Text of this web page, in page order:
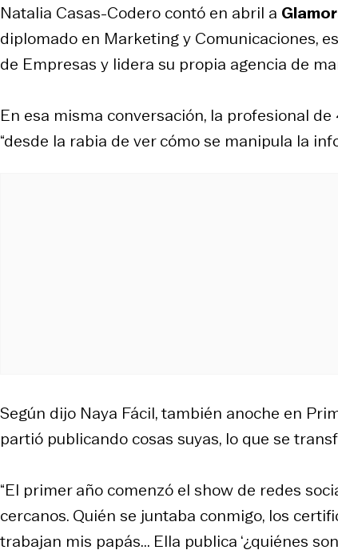
Natalia Casas-Codero contó en abril a
diplomado en Marketing y Comunicaciones,
de Empresas y lidera su propia agencia de
En esa misma conversación, la profesional
“desde la rabia de ver cómo se manipula la
Según dijo Naya Fácil, también anoche en
partió publicando cosas suyas, lo que se
“El primer año comenzó el show de redes
cercanos. Quién se juntaba conmigo, los
trabajan mis papás... Ella publica ‘¿quiénes